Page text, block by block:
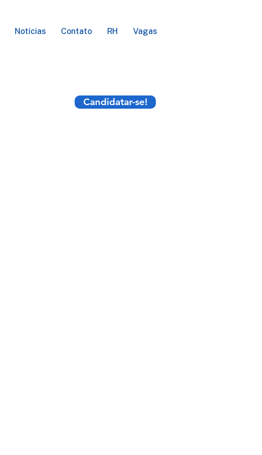
Notícias Contato RH Vagas
Candidatar-se!